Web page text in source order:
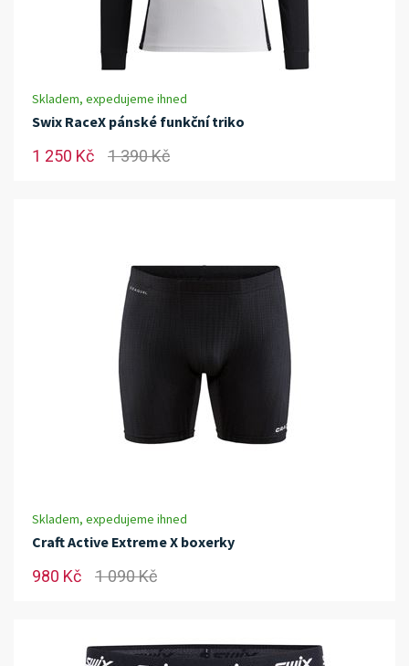
Skladem, expedujeme ihned
Swix RaceX pánské funkční triko
1 250 Kč 1 390 Kč
Skladem, expedujeme ihned
Craft Active Extreme X boxerky
980 Kč 1 090 Kč